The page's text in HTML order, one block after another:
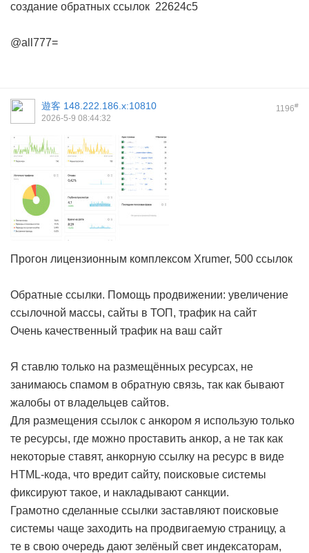
создание обратных ссылок 22624c5
@all777=
1196#
遊客 148.222.186.x:10810
2026-5-9 08:44:32
Прогон лицензионным комплексом Xrumer, 500 ссылок
Обратные ссылки. Помощь продвижении: увеличение
ссылочной массы, сайты в ТОП, трафик на сайт
Очень качественный трафик на ваш сайт
Я ставлю только на размещённых ресурсах, не
занимаюсь спамом в обратную связь, так как бывают
жалобы от владельцев сайтов.
Для размещения ссылок с анкором я использую только
те ресурсы, где можно проставить анкор, а не так как
некоторые ставят, анкорную ссылку на ресурс в виде
HTML-кода, что вредит сайту, поисковые системы
фиксируют такое, и накладывают санкции.
Грамотно сделанные ссылки заставляют поисковые
системы чаще заходить на продвигаемую страницу, а
те в свою очередь дают зелёный свет индексаторам,